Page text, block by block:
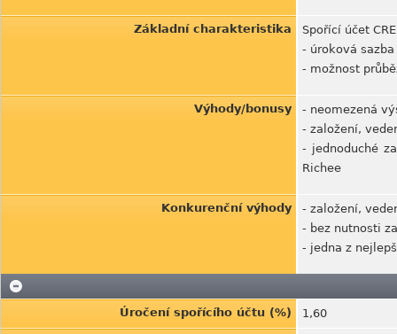
Základní charakteristika
Spořící účet
- úroková
- možnost
Výhody/bonusy
- neomezená
- založení,
- jednoduché
Richee
Konkurenční výhody
- založení,
- bez nutnosti
- jedna z
Úročení spořícího účtu (%) 1,60